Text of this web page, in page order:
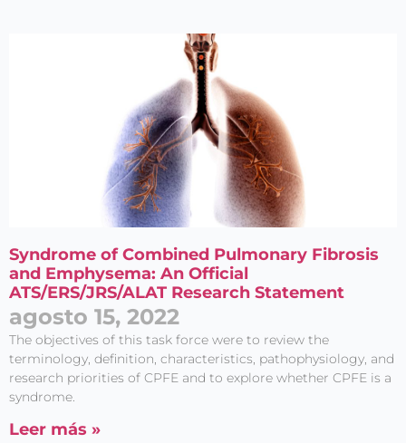
Syndrome of Combined Pulmonary Fibrosis
and Emphysema: An Official
ATS/ERS/JRS/ALAT Research Statement
agosto 15, 2022
The objectives of this task force were to review the
terminology, definition, characteristics, pathophysiology, and
research priorities of CPFE and to explore whether CPFE is a
syndrome.
Leer más »